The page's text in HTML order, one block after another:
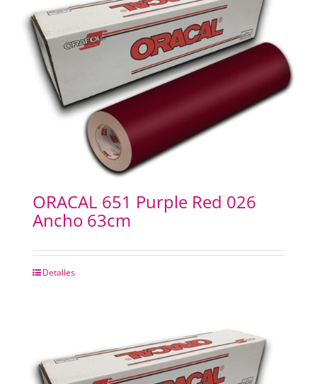
ORACAL 651 Purple Red 026
Ancho 63cm
Detalles